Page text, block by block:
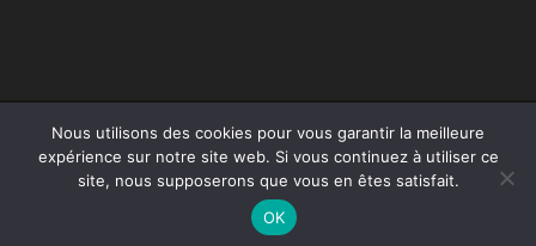
Design deElegant Themes| Propulsé par
WordPress
Nous utilisons des cookies pour vous garantir la meilleure
expérience sur notre site web. Si vous continuez à utiliser ce
site, nous supposerons que vous en êtes satisfait.
OK